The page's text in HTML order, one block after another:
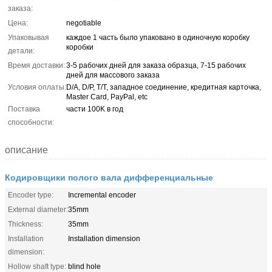
заказа:
Цена:
negotiable
Упаковывая
детали:
каждое 1 часть было упаковано в одиночную коробку
коробки
Время доставки:3-5 рабочих дней для заказа образца, 7-15 рабочих
дней для массового заказа
Условия оплаты:D/A, D/P, T/T, западное соединение, кредитная карточка,
Master Card, PayPal, etc
Поставка
способности:
части 100K в год
описание
Кодировщики полого вала дифференциальные
Encoder type:
Incremental encoder
External diameter:35mm
Thickness:
35mm
Installation
dimension:
Installation dimension
Hollow shaft type: blind hole